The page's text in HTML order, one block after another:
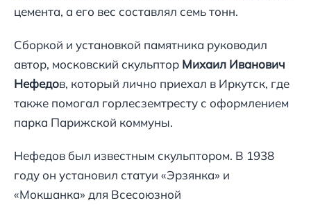
цемента, а его вес составлял семь тонн.
Сборкой и установкой памятника руководил
автор, московский скульптор Михаил Иванович
Нефедов, который лично приехал в Иркутск, где
также помогал горлесземтресту с оформлением
парка Парижской коммуны.
Нефедов был известным скульптором. В 1938
году он установил статуи «Эрзянка» и
«Мокшанка» для Всесоюзной